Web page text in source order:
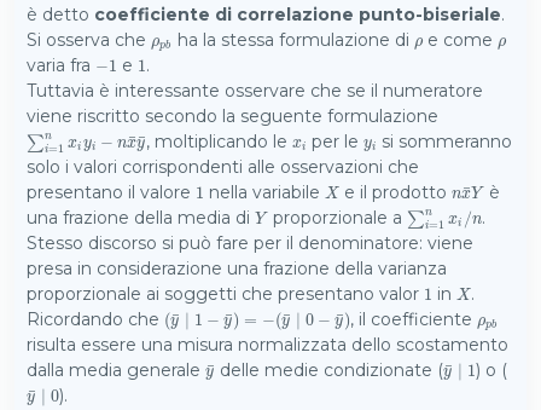
è detto coefficiente di correlazione punto-biseriale.
Si osserva che ρpb
ρp bha la stessa formulazione di ρ
ρ e come ρ
ρ
varia fra −1
−1 e 1
1.
Tuttavia è interessante osservare che se il numeratore
viene riscritto secondo la seguente formulazione
∑n
i=1 xi yi − nx
¯y
¯
∑i=1nxiyi−n x¯y¯, moltiplicando lexi
xi per leyi
yi si sommeranno
solo i valori corrispondenti alle osservazioni che
presentano il valore 1
1 nella variabileX
X e il prodottonx
¯Y
nx¯Yè
una frazione della media di Y
Y proporzionale a ∑n
i=1 xi /n
∑i=1nxi/n .
Stesso discorso si può fare per il denominatore: viene
presa in considerazione una frazione della varianza
proporzionale ai soggetti che presentano valor 1
1 inX
X .
Ricordando che (y
¯ ∣ 1 − y
¯) = −(y
¯ ∣ 0 − y
¯)
(y ¯ ∣1 −y¯) =− (y¯∣ 0 − y¯ ) , il coefficiente ρpb
ρp
risulta essere una misura normalizzata dello scostamento
dalla media generale y
¯
y ¯delle medie condizionate (y
¯ ∣ 1
y ¯ ∣1) o (
y
¯ ∣ 0
y ¯ ∣0
).